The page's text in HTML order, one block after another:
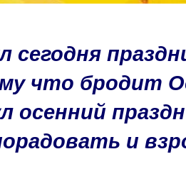
сегодня
что бродит
и